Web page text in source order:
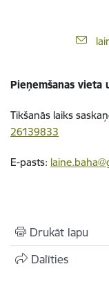
E-
Pieņemšanas vieta
Tikšanās laiks
26139833
E-pasts:
Drukāt lapu
Dalīties